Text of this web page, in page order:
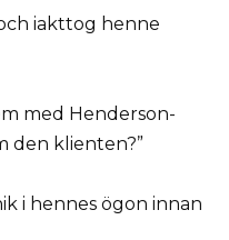
iakttog henne
med Henderson-
den klienten?”
i hennes ögon innan